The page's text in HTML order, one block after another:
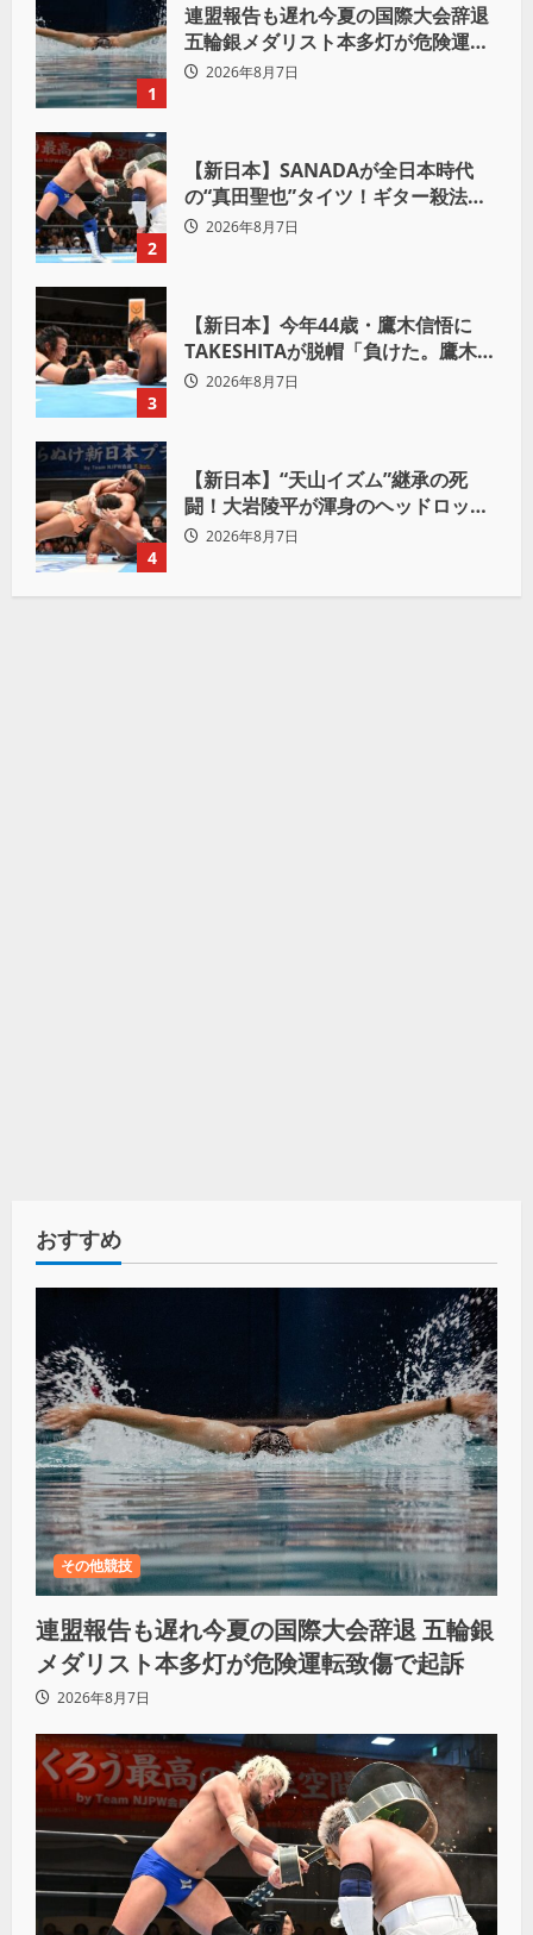
1
連盟報告も遅れ今夏の国際大会辞退
五輪銀メダリスト本多灯が危険運転
致傷で起訴
2026年8月7日
2
【新日本】SANADAが全日本時代
の“真田聖也”タイツ！ギター殺法で
Yuto-IceをKO「俺と闘う時は考え
2026年8月7日
3
【新日本】今年44歳・鷹木信悟に
TAKESHITAが脱帽「負けた。鷹木信
悟、強いわ！」
2026年8月7日
4
【新日本】“天山イズム”継承の死
闘！大岩陵平が渾身のヘッドロック
で後藤洋央紀からタップ奪取 執念の
2026年8月7日
おすすめ
その他競技
連盟報告も遅れ今夏の国際大会辞退 五輪銀
メダリスト本多灯が危険運転致傷で起訴
2026年8月7日